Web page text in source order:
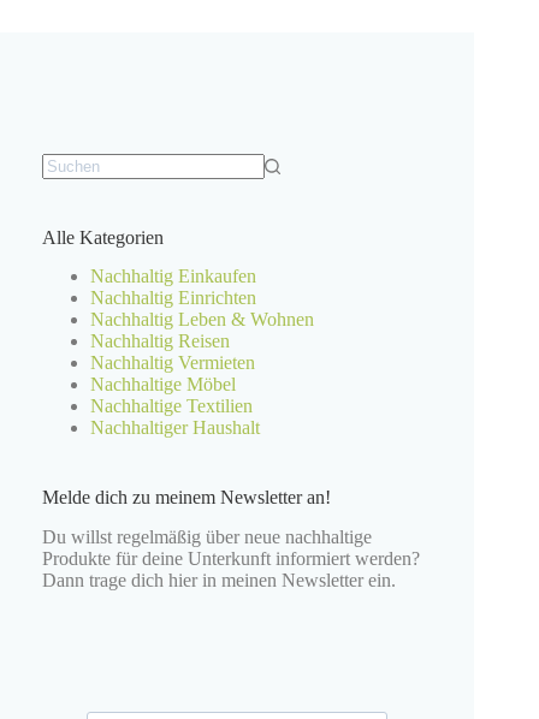
Alle Kategorien
Nachhaltig Einkaufen
Nachhaltig Einrichten
Nachhaltig Leben & Wohnen
Nachhaltig Reisen
Nachhaltig Vermieten
Nachhaltige Möbel
Nachhaltige Textilien
Nachhaltiger Haushalt
Melde dich zu meinem Newsletter an!
Du willst regelmäßig über neue nachhaltige
Produkte für deine Unterkunft informiert werden?
Dann trage dich hier in meinen Newsletter ein.